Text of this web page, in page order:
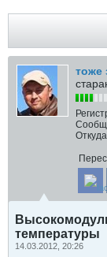
тоже
температуры
14.03.2012, 20:26